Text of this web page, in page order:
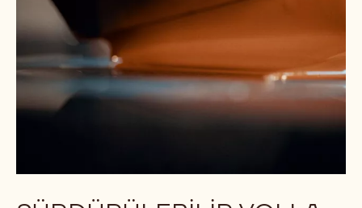
gibi her 10 Belçikalı tüketiciden 7’sinin de gözdesi.*